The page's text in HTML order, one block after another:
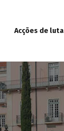
Acções de luta